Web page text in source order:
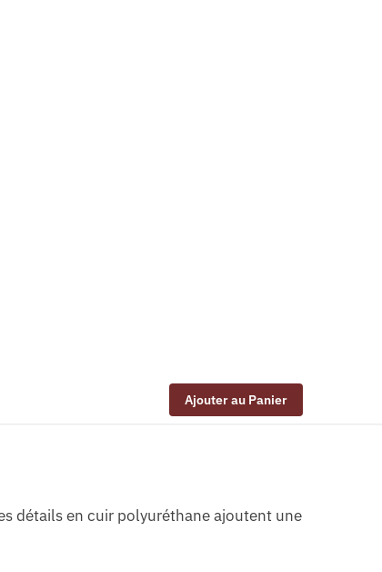
Ajouter au Panier
détails en cuir polyuréthane ajoutent une